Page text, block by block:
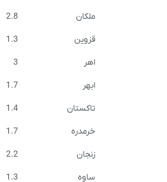
ملکان
2.8
قزوین
1.3
اهر
3
ابهر
1.7
تاکستان
1.4
خرمدره
1.7
زنجان
2.2
ساوه
1.3